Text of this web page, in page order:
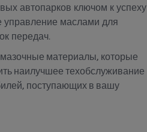
автопарков ключом к успеху
управление маслами для
передач.
материалы, которые
наилучшее техобслуживание
поступающих в вашу